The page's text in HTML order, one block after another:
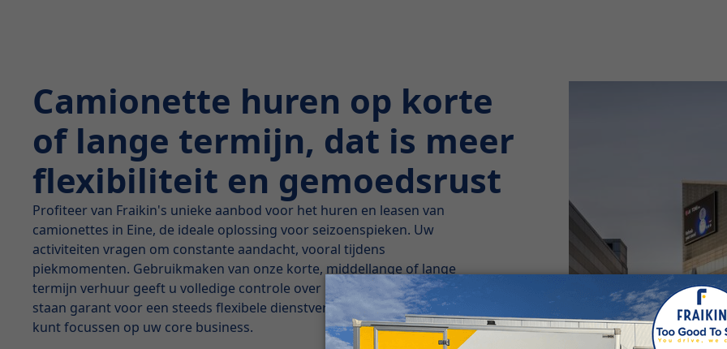
Camionette huren op korte
of lange termijn, dat is meer
flexibiliteit en gemoedsrust
Profiteer van Fraikin's unieke aanbod voor het huren en leasen van
camionettes in Eine, de ideale oplossing voor seizoenspieken. Uw
activiteiten vragen om constante aandacht, vooral tijdens
piekmomenten. Gebruikmaken van onze korte, middellange of lange
termijn verhuur geeft u volledige controle over uw bedrijfsvoering. Wij
staan garant voor een steeds flexibele dienstverlening waardoor u zich
kunt focussen op uw core business.